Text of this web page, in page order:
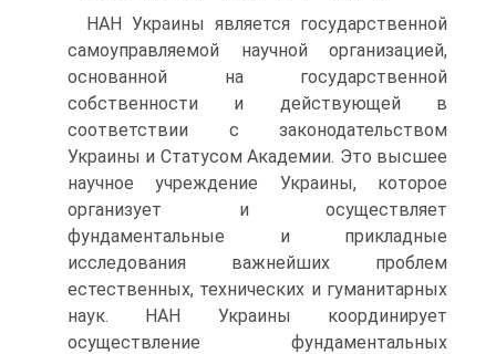
НАН Украины является государственной
самоуправляемой научной организацией,
основанной на государственной
собственности и действующей в
соответствии с законодательством
Украины и Статусом Академии. Это высшее
научное учреждение Украины, которое
организует и осуществляет
фундаментальные и прикладные
исследования важнейших проблем
естественных, технических и гуманитарных
наук. НАН Украины координирует
осуществление фундаментальных